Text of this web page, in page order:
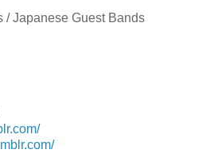
/ Japanese Guest Bands